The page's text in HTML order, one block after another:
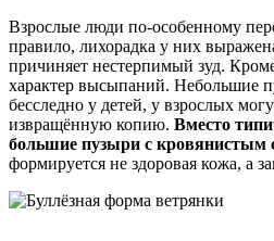
Взрослые люди по-особенному
правило, лихорадка у них
причиняет нестерпимый зуд.
характер высыпаний. Небольшие
бесследно у детей, у взрослых
извращённую копию. Вместо
большие пузыри с
формируется не здоровая кожа, а